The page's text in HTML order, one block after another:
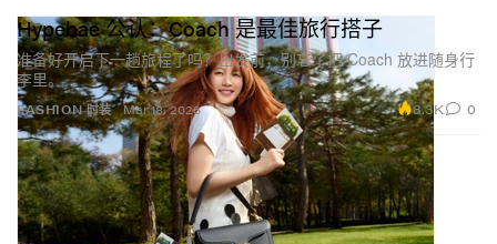
FASHION 时装
Hypebae 公认：Coach 是最佳旅行搭子
准备好开启下一趟旅程了吗？出发前，别忘了把 Coach 放进随身行
李里。
Mar 18, 2026 8.3K 0